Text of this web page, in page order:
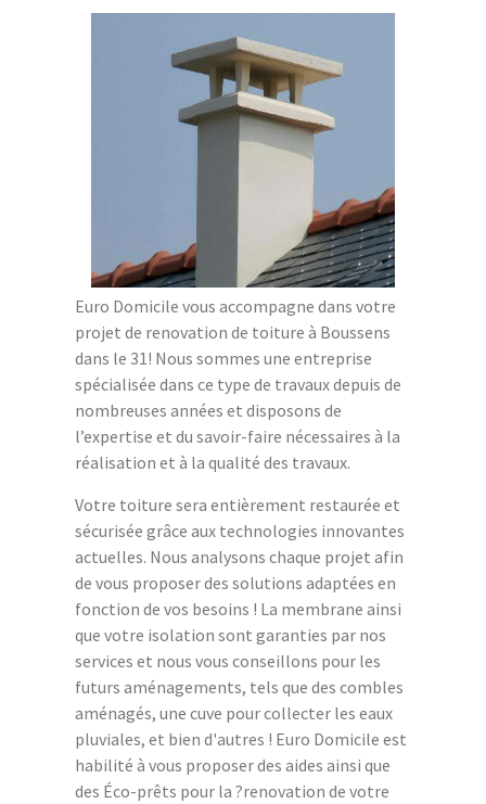
Euro Domicile vous accompagne dans votre
projet de renovation de toiture à Boussens
dans le 31! Nous sommes une entreprise
spécialisée dans ce type de travaux depuis de
nombreuses années et disposons de
l’expertise et du savoir-faire nécessaires à la
réalisation et à la qualité des travaux.
Votre toiture sera entièrement restaurée et
sécurisée grâce aux technologies innovantes
actuelles. Nous analysons chaque projet afin
de vous proposer des solutions adaptées en
fonction de vos besoins ! La membrane ainsi
que votre isolation sont garanties par nos
services et nous vous conseillons pour les
futurs aménagements, tels que des combles
aménagés, une cuve pour collecter les eaux
pluviales, et bien d'autres ! Euro Domicile est
habilité à vous proposer des aides ainsi que
des Éco-prêts pour la ?renovation de votre